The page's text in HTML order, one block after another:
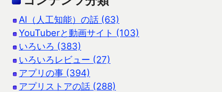
AI（人工知能）の話 (63)
YouTuberと動画サイト (103)
いろいろ (383)
いろいろレビュー (27)
アプリの事 (394)
アプリストアの話 (288)